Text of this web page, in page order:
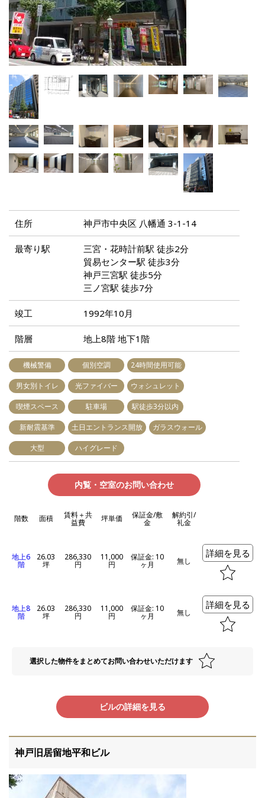
住所 神戸市中央区 八幡通 3-1-14
最寄り駅
三宮・花時計前駅 徒歩2分
貿易センター駅 徒歩3分
神戸三宮駅 徒歩5分
三ノ宮駅 徒歩7分
竣工 1992年10月
階層 地上8階 地下1階
機械警備 個別空調 24時間使用可能
男女別トイレ 光ファイバー ウォシュレット
喫煙スペース 駐車場 駅徒歩3分以内
新耐震基準 土日エントランス開放 ガラスウォール
大型 ハイグレード
内覧・空室のお問い合わせ
階数 面積 賃料＋共
益費 坪単価 保証金/敷
金
解約引/
礼金
地上6
階
26.03
坪
286,330
円
11,000
円
保証金: 10
ヶ月 無し
詳細を見る
地上8
階
26.03
坪
286,330
円
11,000
円
保証金: 10
ヶ月 無し
詳細を見る
選択した物件をまとめてお問い合わせいただけます
ビルの詳細を見る
神戸旧居留地平和ビル